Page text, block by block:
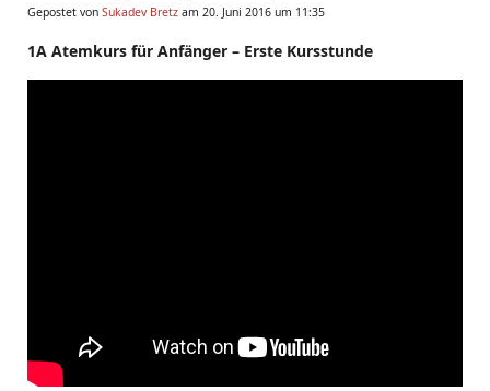
Gepostet von Sukadev Bretz am 20. Juni 2016 um 11:35
1A Atemkurs für Anfänger – Erste Kursstunde